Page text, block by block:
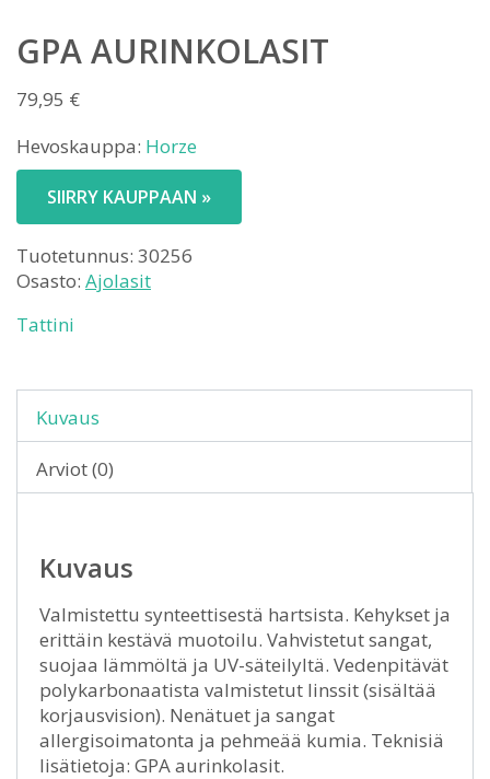
GPA AURINKOLASIT
79,95 €
Hevoskauppa: Horze
SIIRRY KAUPPAAN »
Tuotetunnus: 30256
Osasto: Ajolasit
Tattini
Kuvaus
Arviot (0)
Kuvaus
Valmistettu synteettisestä hartsista. Kehykset ja
erittäin kestävä muotoilu. Vahvistetut sangat,
suojaa lämmöltä ja UV-säteilyltä. Vedenpitävät
polykarbonaatista valmistetut linssit (sisältää
korjausvision). Nenätuet ja sangat
allergisoimatonta ja pehmeää kumia. Teknisiä
lisätietoja: GPA aurinkolasit.